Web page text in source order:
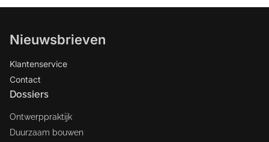
Nieuwsbrieven
Klantenservice
Contact
Dossiers
Ontwerppraktijk
Duurzaam bouwen